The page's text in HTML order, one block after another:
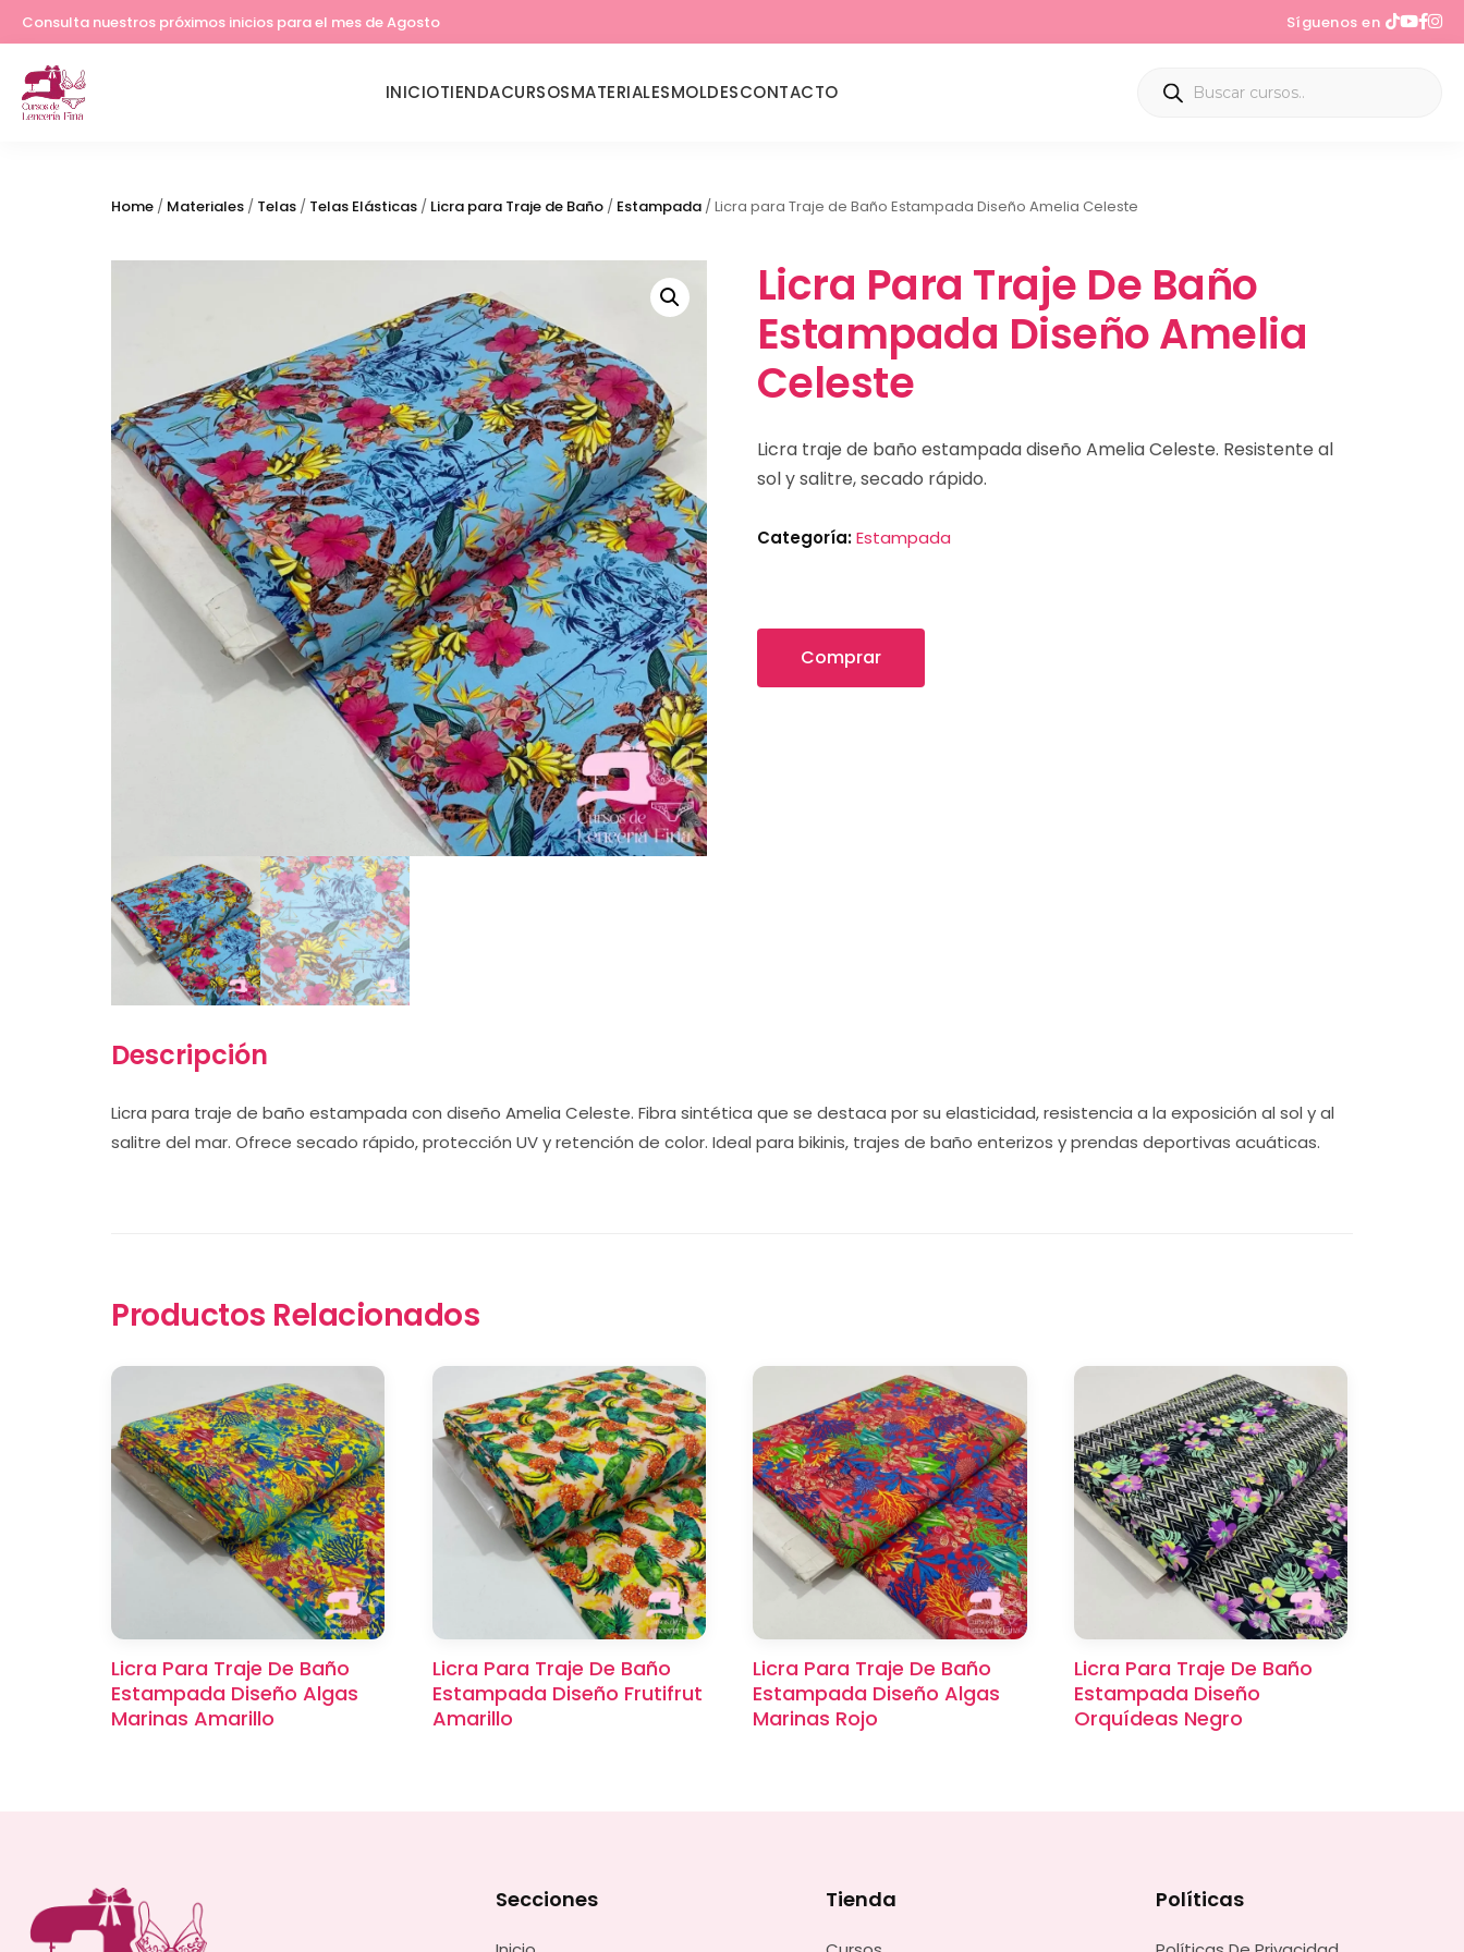
Lleva tu costura a otro nivel Síguenos en
INICIOTIENDACURSOSMATERIALESMOLDESCONTACTO
Home / Materiales / Telas / Telas Elásticas / Licra para Traje de Baño / Estampada / Licra para Traje de Baño Estampada Diseño Amelia Celeste
Licra Para Traje De Baño
Estampada Diseño Amelia
Celeste
Licra traje de baño estampada diseño Amelia Celeste. Resistente al
sol y salitre, secado rápido.
Categoría:Estampada
Comprar
Descripción
Licra para traje de baño estampada con diseño Amelia Celeste. Fibra sintética que se destaca por su elasticidad, resistencia a la exposición al sol y al
salitre del mar. Ofrece secado rápido, protección UV y retención de color. Ideal para bikinis, trajes de baño enterizos y prendas deportivas acuáticas.
Productos Relacionados
Licra Para Traje De Baño
Estampada Diseño Algas
Marinas Amarillo
Licra Para Traje De Baño
Estampada Diseño Frutifrut
Amarillo
Licra Para Traje De Baño
Estampada Diseño Algas
Marinas Rojo
Licra Para Traje De Baño
Estampada Diseño
Orquídeas Negro
Secciones Tienda Políticas